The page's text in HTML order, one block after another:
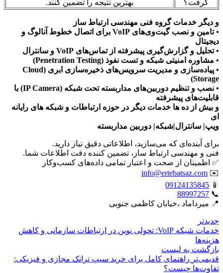
گرفت؟
بهترین نتیجه را تضمین کنند.
و دیگر خدمات گروه فنی مهندسی ارتباط ساز
• تامین و نصب گیت‌وی‌های VoIP برای اتصال خطوط آنالوگ و
دیجیتال
• تحلیل و گزارش‌گیری پیشرفته از تماس‌های VoIP و سانترال
• مشاوره امنیتی شبکه و تست نفوذ (Penetration Testing)
• پیاده‌سازی و مدیریت سرویس‌های ذخیره‌سازی ابری (Cloud
Storage)
• نصب و تنظیم دوربین‌های مداربسته تحت شبکه (IP Camera) با
قابلیت‌های پیشرفته
و بیش از ده ها خدمات دیگر در حوزه ارتباطات و شبکه های رایانه
ای
ویپ| سانترال|شبکه| دوربین مداربسته
برای آینده‌ای که می‌سازید، اطلاعاتی دقیق نیاز دارید.
فنی و مهندسی ارتباط ساز، تضمین کننده دقت اطلاعات شما.
✅ اطمینان از صحت و اعتبار تمامی داده‌های کسب‌وکار
✉️
info@ertebatsaz.com
📱
09124135845
📞
88997257
📍 میرداماد ،خیابان کاظمی جنوبی
جدیدتر
خدمات شبکه VoIP: تحولی نوین در ارتباطات سازمانی و کاهش
هزینه‌ها
بازگشت بە لیست
قدیمی‌تر راهنمای کامل برای خرید سیپ ترانک مجازی و فیزیکی:
تفاوت‌ها چیست؟